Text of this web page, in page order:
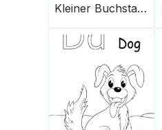
Kleiner Buchstabe h